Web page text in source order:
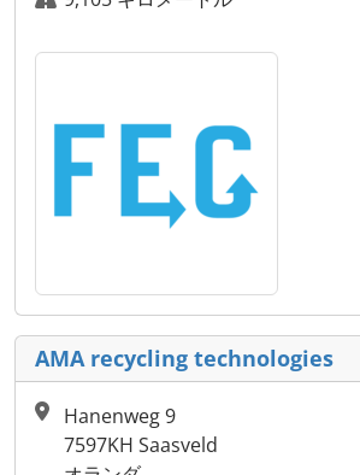
AMA recycling technologies
Hanenweg 9
7597KH Saasveld